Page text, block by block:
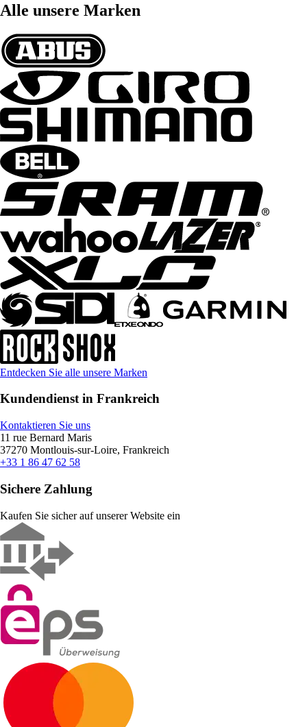
Alle unsere Marken
Entdecken Sie alle unsere Marken
Kundendienst in Frankreich
Kontaktieren Sie uns
11 rue Bernard Maris
37270 Montlouis-sur-Loire, Frankreich
+33 1 86 47 62 58
Sichere Zahlung
Kaufen Sie sicher auf unserer Website ein